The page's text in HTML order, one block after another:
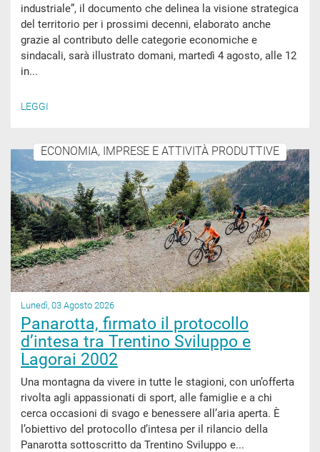
industriale”, il documento che delinea la visione strategica
del territorio per i prossimi decenni, elaborato anche
grazie al contributo delle categorie economiche e
sindacali, sarà illustrato domani, martedì 4 agosto, alle 12
in...
LEGGI
ECONOMIA, IMPRESE E ATTIVITÀ PRODUTTIVE
Lunedì, 03 Agosto 2026
Panarotta, firmato il protocollo
d’intesa tra Trentino Sviluppo e
Lagorai 2002
Una montagna da vivere in tutte le stagioni, con un’offerta
rivolta agli appassionati di sport, alle famiglie e a chi
cerca occasioni di svago e benessere all’aria aperta. È
l’obiettivo del protocollo d’intesa per il rilancio della
Panarotta sottoscritto da Trentino Sviluppo e...